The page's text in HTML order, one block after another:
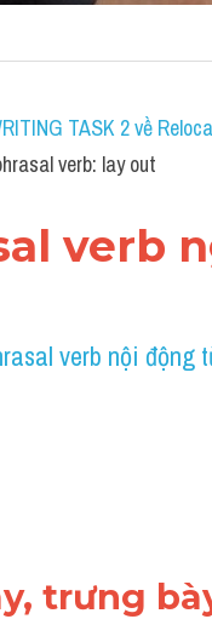
TASK 2 về
verb: lay out
verb
verb nội động
trưng